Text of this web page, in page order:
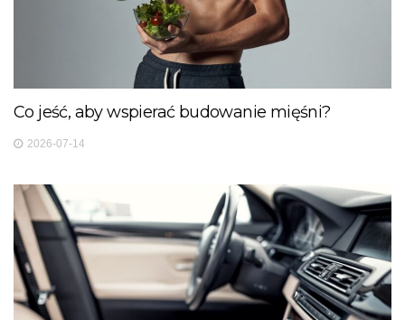
Co jeść, aby wspierać budowanie mięśni?
2026-07-14